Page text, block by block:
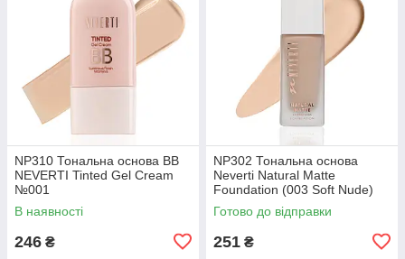
NP310 Тональна основа BB
NEVERTI Tinted Gel Cream
№001
В наявності
246 ₴
NP302 Тональна основа
Neverti Natural Matte
Foundation (003 Soft Nude)
Готово до відправки
251 ₴